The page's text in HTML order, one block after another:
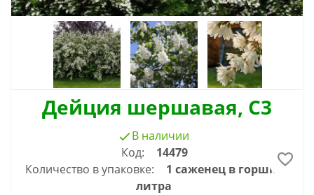
Дейция шершавая, С3
В наличии
Код:
14479
Количество в упаковке:
1 саженец в горшке 3
литра